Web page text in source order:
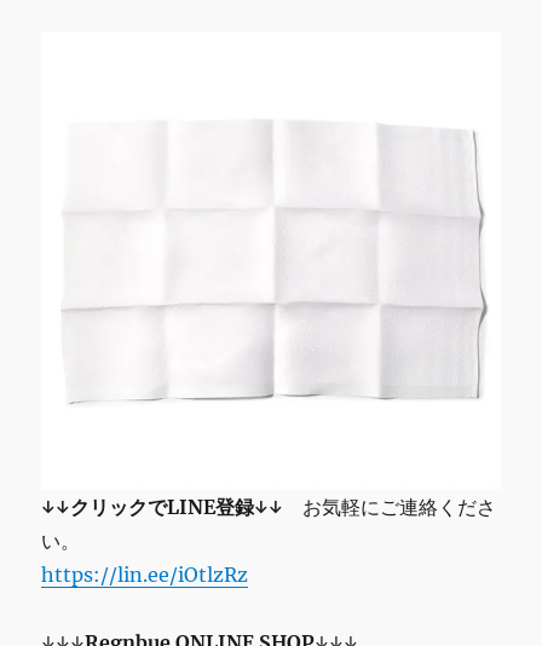
↓↓クリックでLINE登録↓↓ お気軽にご連絡くださ
い。
https://lin.ee/iOtlzRz